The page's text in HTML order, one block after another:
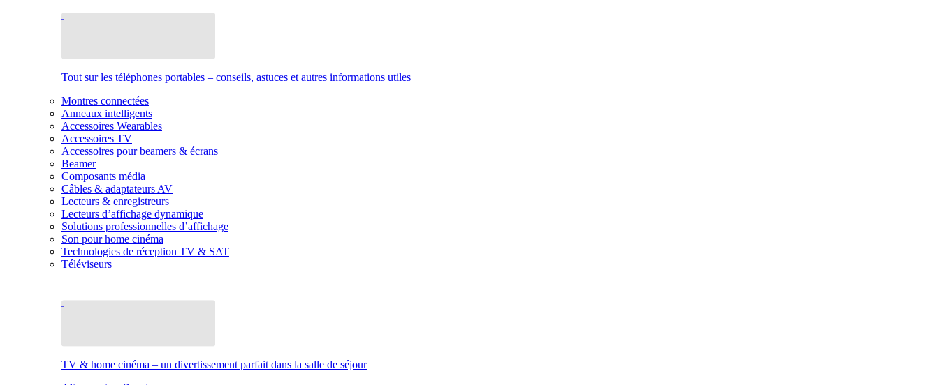
Tout sur les téléphones portables – conseils, astuces et autres informations utiles
Montres connectées
Anneaux intelligents
Accessoires Wearables
Accessoires TV
Accessoires pour beamers & écrans
Beamer
Composants média
Câbles & adaptateurs AV
Lecteurs & enregistreurs
Lecteurs d’affichage dynamique
Solutions professionnelles d’affichage
Son pour home cinéma
Technologies de réception TV & SAT
Téléviseurs
TV & home cinéma – un divertissement parfait dans la salle de séjour